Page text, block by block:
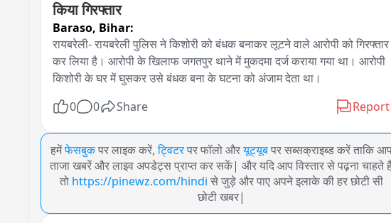
किया गिरफ्तार
Baraso, Bihar:
रायबरेली- रायबरेली पुलिस ने किशोरी को बंधक बनाकर लूटने वाले आरोपी को गिरफ्तार
कर लिया है। आरोपी के खिलाफ जगतपुर थाने में मुकदमा दर्ज कराया गया था। आरोपी
किशोरी के घर में घुसकर उसे बंधक बना के घटना को अंजाम देता था।
0
0 Share Report
हमेंफेसबुक पर लाइक करें, ट्विटर पर फॉलो औरयूट्यूब पर सब्सक्राइब्ड करें ताकि
ताजा खबरें और लाइव अपडेट्स प्राप्त कर सकें| और यदि आप विस्तार से पढ़ना चाहते
तो https://pinewz.com/hindi से जुड़े और पाए अपने इलाके की हर छोटी सी
छोटी खबर|